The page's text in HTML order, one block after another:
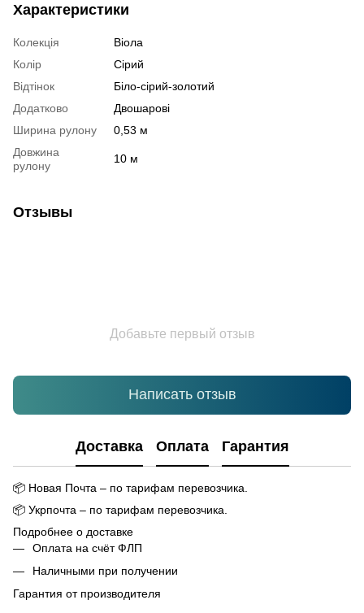
Характеристики
Колекція
Віола
Колір
Сірий
Відтінок
Біло-сірий-золотий
Додатково
Двошарові
Ширина рулону
0,53 м
Довжина
рулону
10 м
Отзывы
Добавьте первый отзыв
Написать отзыв
Доставка Оплата Гарантия
📦 Новая Почта – по тарифам перевозчика.
📦 Укрпочта – по тарифам перевозчика.
Подробнее о доставке
Оплата на счёт ФЛП
Наличными при получении
Гарантия от производителя